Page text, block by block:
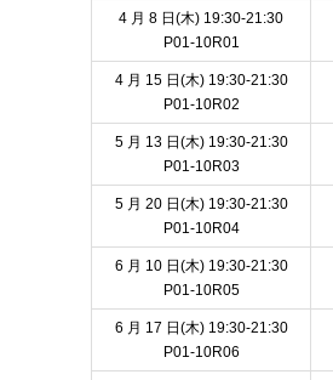
4 月 8 日(木) 19:30-21:30
P01-10R01
4 月 15 日(木) 19:30-21:30
P01-10R02
5 月 13 日(木) 19:30-21:30
P01-10R03
5 月 20 日(木) 19:30-21:30
P01-10R04
6 月 10 日(木) 19:30-21:30
P01-10R05
6 月 17 日(木) 19:30-21:30
P01-10R06